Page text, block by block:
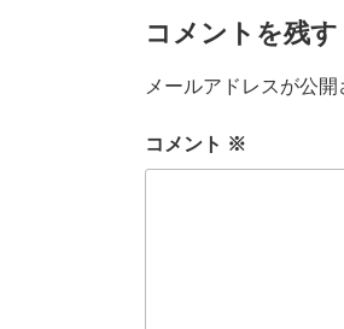
コメントを残す
メールアドレスが公開
コメント ※